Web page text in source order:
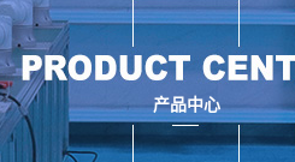
智能终端
智慧城市
3C周边
机车后装
智能终端
智慧城市
3C周边
产品中心